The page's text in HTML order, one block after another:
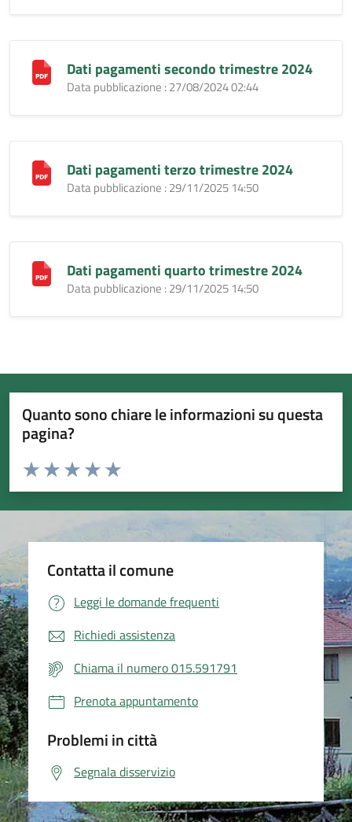
Dati pagamenti secondo trimestre 2024
Data pubblicazione : 27/08/2024 02:44
Dati pagamenti terzo trimestre 2024
Data pubblicazione : 29/11/2025 14:50
Dati pagamenti quarto trimestre 2024
Data pubblicazione : 29/11/2025 14:50
Quanto sono chiare le informazioni su questa
pagina?
Valuta da 1 a 5 stelle la pagina
Valuta 5 stelle su 5
Valuta 4 stelle su 5
Valuta 3 stelle su 5
Valuta 2 stelle su 5
Valuta 1 stelle su 5
Contatta il comune
Leggi le domande frequenti
Richiedi assistenza
Chiama il numero 015.591791
Prenota appuntamento
Problemi in città
Segnala disservizio